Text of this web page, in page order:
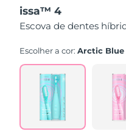
of
5
stars,
rating
Read
Reviews.
Same
page
issa™ 4
Escova de dentes
Escolher a cor:Arctic Blue